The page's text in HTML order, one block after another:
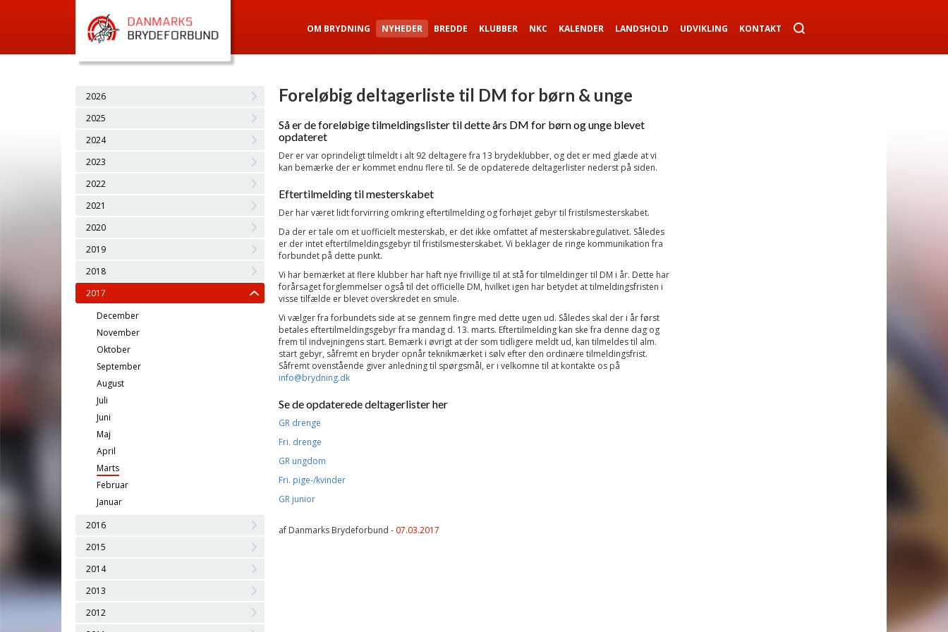
OM BRYDNING NYHEDER BREDDE KLUBBER NKC KALENDER LANDSHOLD UDVIKLING KONTAKT
2026
2025
2024
2023
2022
2021
2020
2019
2018
2017
December
November
Oktober
September
August
Juli
Juni
Maj
April
Marts
Februar
Januar
2016
2015
2014
2013
2012
Foreløbig deltagerliste til DM for børn & unge
Så er de foreløbige tilmeldingslister til dette års DM for børn og unge blevet
opdateret
Der er var oprindeligt tilmeldt i alt 92 deltagere fra 13 brydeklubber, og det er med glæde at vi
kan bemærke der er kommet endnu flere til. Se de opdaterede deltagerlister nederst på siden.
Eftertilmelding til mesterskabet
Der har været lidt forvirring omkring eftertilmelding og forhøjet gebyr til fristilsmesterskabet.
Da der er tale om et uofficielt mesterskab, er det ikke omfattet af mesterskabregulativet. Således
er der intet eftertilmeldingsgebyr til fristilsmesterskabet. Vi beklager de ringe kommunikation fra
forbundet på dette punkt.
Vi har bemærket at flere klubber har haft nye frivillige til at stå for tilmeldinger til DM i år. Dette har
forårsaget forglemmelser også til det officielle DM, hvilket igen har betydet at tilmeldingsfristen i
visse tilfælde er blevet overskredet en smule.
Vi vælger fra forbundets side at se gennem fingre med dette ugen ud. Således skal der i år først
betales eftertilmeldingsgebyr fra mandag d. 13. marts. Eftertilmelding kan ske fra denne dag og
frem til indvejningens start. Bemærk i øvrigt at der som tidligere meldt ud, kan tilmeldes til alm.
start gebyr, såfremt en bryder opnår teknikmærket i sølv efter den ordinære tilmeldingsfrist.
Såfremt ovenstående giver anledning til spørgsmål, er i velkomne til at kontakte os på
info@brydning.dk
Se de opdaterede deltagerlister her
GR drenge
Fri. drenge
GR ungdom
Fri. pige-/kvinder
GR junior
af Danmarks Brydeforbund - 07.03.2017